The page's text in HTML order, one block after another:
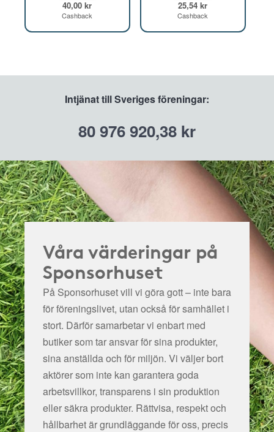
40,00 kr
Cashback
25,54 kr
Cashback
Intjänat till Sveriges föreningar:
80 976 920,38 kr
Våra värderingar på
Sponsorhuset
På Sponsorhuset vill vi göra gott – inte bara
för föreningslivet, utan också för samhället i
stort. Därför samarbetar vi enbart med
butiker som tar ansvar för sina produkter,
sina anställda och för miljön. Vi väljer bort
aktörer som inte kan garantera goda
arbetsvillkor, transparens i sin produktion
eller säkra produkter. Rättvisa, respekt och
hållbarhet är grundläggande för oss, precis